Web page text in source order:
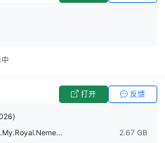
打开 反馈
My.Royal.Nemesis.S01E14.My.Royal.Nemesis.1080p.NF.WEB-DL.DUAL.AAC2.0.H.264.mkv
2.67 GB